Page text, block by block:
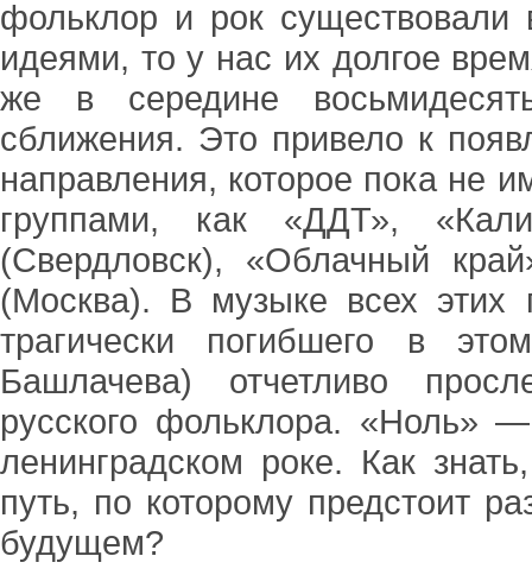
фольклор и рок существовали
идеями, то у нас их долгое
же в середине
сближения. Это привело к
направления, которое пока не
группами, как «ДДТ»,
(Свердловск), «Облачный
(Москва). В музыке всех этих
трагически погибшего в
Башлачева) отчетливо
русского фольклора. «Ноль»
ленинградском роке. Как
путь, по которому предстоит
будущем?